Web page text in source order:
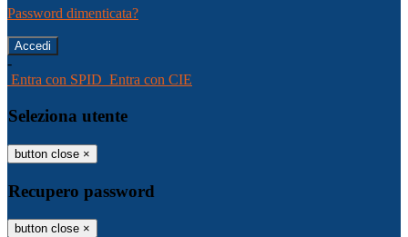
Password dimenticata?
-
Entra con SPID Entra con CIE
Seleziona utente
button close ×
Recupero password
button close ×